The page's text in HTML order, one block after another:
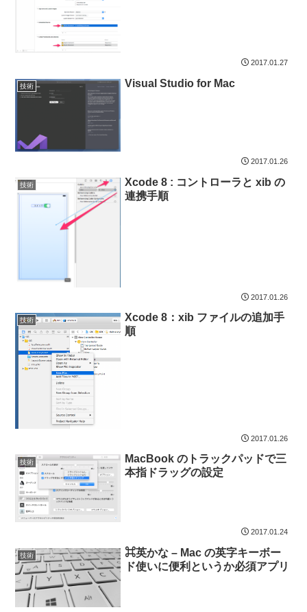
2017.01.27
技術 Visual Studio for Mac
2017.01.26
技術
Xcode 8 : コントローラと xib の
連携手順
2017.01.26
技術
Xcode 8：xib ファイルの追加手
順
2017.01.26
技術
MacBook のトラックパッドで三
本指ドラッグの設定
2017.01.24
技術
⌘英かな – Mac の英字キーボー
ド使いに便利というか必須アプリ